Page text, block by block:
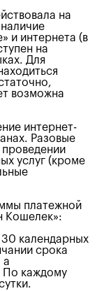
на
и интернета (в
на
Для
возможна
интернет-
Разовые
услуг (кроме
платежной
Кошелек»:
календарных
срока
а
По каждому